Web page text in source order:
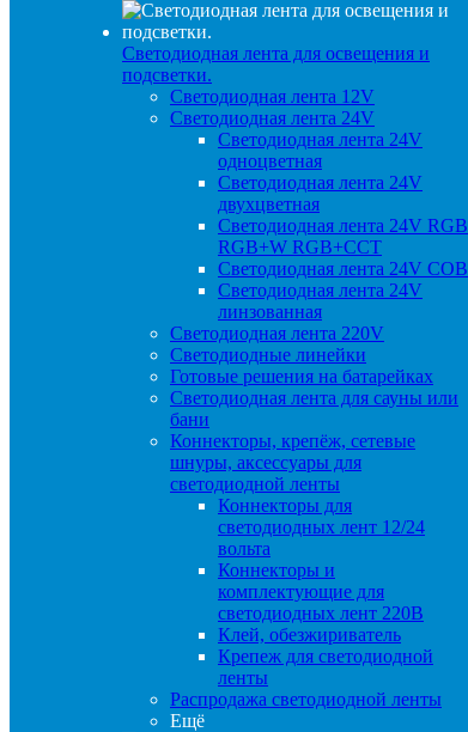
Светодиодная лента для освещения и
подсветки.
Светодиодная лента 12V
Светодиодная лента 24V
Светодиодная лента 24V
одноцветная
Светодиодная лента 24V
двухцветная
Светодиодная лента 24V RGB
RGB+W RGB+CCT
Светодиодная лента 24V COB
Светодиодная лента 24V
линзованная
Светодиодная лента 220V
Светодиодные линейки
Готовые решения на батарейках
Светодиодная лента для сауны или
бани
Коннекторы, крепёж, сетевые
шнуры, аксессуары для
светодиодной ленты
Коннекторы для
светодиодных лент 12/24
вольта
Коннекторы и
комплектующие для
светодиодных лент 220В
Клей, обезжириватель
Крепеж для светодиодной
ленты
Распродажа светодиодной ленты
Ещё